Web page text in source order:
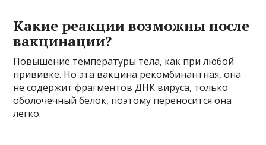
Какие реакции возможны после
вакцинации?
Повышение температуры тела, как при любой
прививке. Но эта вакцина рекомбинантная, она
не содержит фрагментов ДНК вируса, только
оболочечный белок, поэтому переносится она
легко.